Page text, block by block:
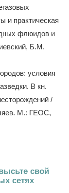
и практическая
флюидов и
Б.М.
условия
В кн.
/
М.: ГЕОС,
свой
сетях